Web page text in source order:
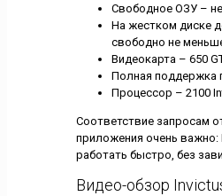
Свободное ОЗУ –
На жестком диске
свободно не
Видеокарта – 650
Полная поддержка
Процессор – 2100
Соответствие запросам
приложения очень важно:
работать быстро, без
Видео-обзор